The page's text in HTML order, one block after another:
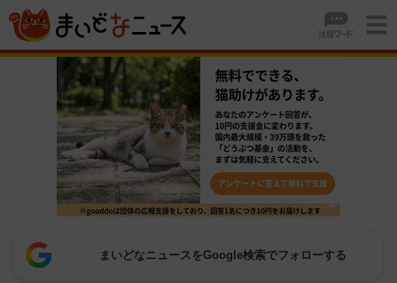
まいどなニュースをGoogle検索でフォローする